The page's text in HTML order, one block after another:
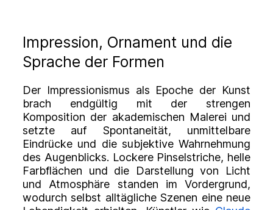
Impression, Ornament und die
Sprache der Formen
Der Impressionismus als Epoche der Kunst
brach endgültig mit der strengen
Komposition der akademischen Malerei und
setzte auf Spontaneität, unmittelbare
Eindrücke und die subjektive Wahrnehmung
des Augenblicks. Lockere Pinselstriche, helle
Farbflächen und die Darstellung von Licht
und Atmosphäre standen im Vordergrund,
wodurch selbst alltägliche Szenen eine neue